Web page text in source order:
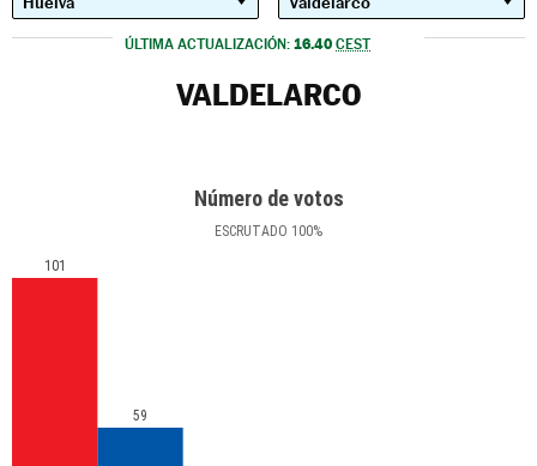
ÚLTIMA ACTUALIZACIÓN: 16.40 CEST
VALDELARCO
Número de votos
ESCRUTADO 100%
101
59